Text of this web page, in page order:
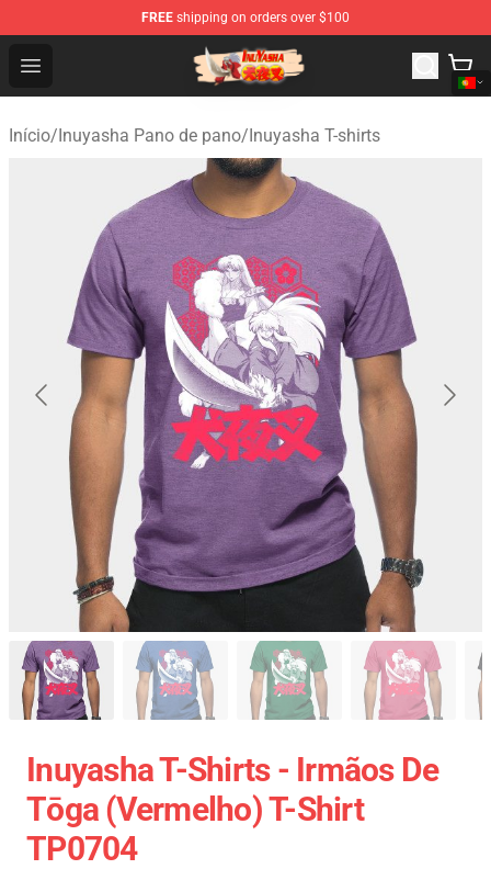
FREE shipping on orders over $100
Open menu
Inuyasha Store - Official Inuyasha Merchandise Shop
Início/Inuyasha Pano de pano/Inuyasha T-shirts
Inuyasha T-Shirts - Irmãos De
Tōga (vermelho) T-Shirt
TP0704